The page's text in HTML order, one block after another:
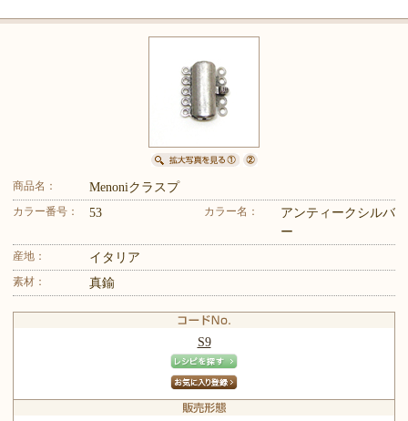
商品名： Menoniクラスプ
カラー番号： 53 カラー名：
アンティークシルバ
ー
産地： イタリア
素材： 真鍮
S9